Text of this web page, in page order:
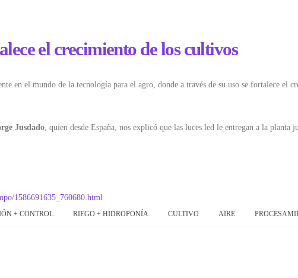
+ CONTROL RIEGO + HIDROPONÍA CULTIVO AIRE
el crecimiento de los cultivos
en el mundo de la tecnología para el agro, donde a través de su uso se fortalece el
Jusdado, quien desde España, nos explicó que las luces led le entregan a la planta
1586691635_760680.html